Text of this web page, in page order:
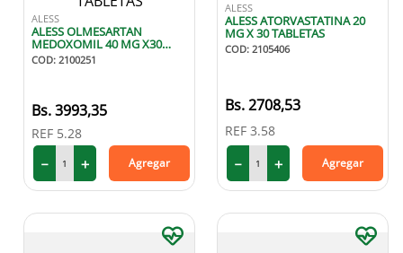
ALESS
ALESS OLMESARTAN
MEDOXOMIL 40 MG X30
TABLETAS
COD: 2100251
3993,35
REF 5.28
＋
－ Agregar
ALESS
ALESS ATORVASTATINA 20
MG X 30 TABLETAS
COD: 2105406
2708,53
REF 3.58
＋
－ Agregar